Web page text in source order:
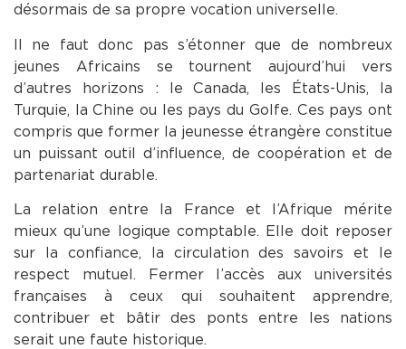
désormais de sa propre vocation universelle.
Il ne faut donc pas s’étonner que de nombreux
jeunes Africains se tournent aujourd’hui vers
d’autres horizons : le Canada, les États-Unis, la
Turquie, la Chine ou les pays du Golfe. Ces pays ont
compris que former la jeunesse étrangère constitue
un puissant outil d’influence, de coopération et de
partenariat durable.
La relation entre la France et l’Afrique mérite
mieux qu’une logique comptable. Elle doit reposer
sur la confiance, la circulation des savoirs et le
respect mutuel. Fermer l’accès aux universités
françaises à ceux qui souhaitent apprendre,
contribuer et bâtir des ponts entre les nations
serait une faute historique.